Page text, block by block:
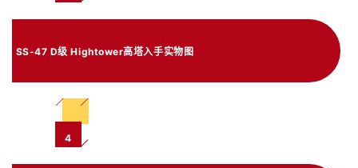
SS-47 D级 Hightower高塔入手实物图
4